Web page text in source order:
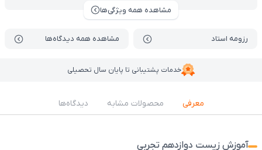
مشاهده همه ویژگی‌ها
رزومه استاد مشاهده همه دیدگاه‌ها
خدمات پشتیبانی تا پایان سال تحصیلی
معرفی محصولات مشابه دیدگاه‌ها
آموزش زیست دوازدهم تجربی